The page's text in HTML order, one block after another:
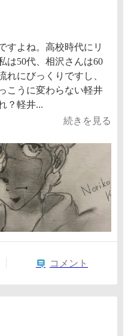
すよね。高校時代にリ
は50代、相沢さんは60
れにびっくりですし、
こうに変わらない軽井
？軽井...
続きを見る
コメント